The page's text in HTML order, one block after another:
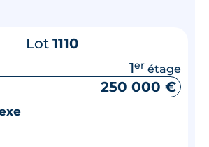
Lot 1110
1er étage
250 000 €